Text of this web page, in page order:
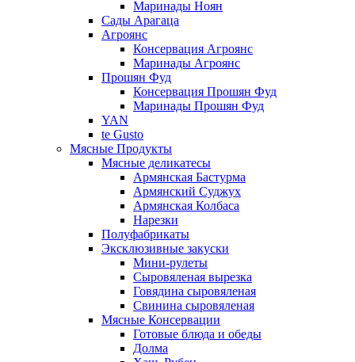
Маринады Ноян
Сады Арагаца
Агроянс
Консервация Агроянс
Маринады Агроянс
Прошян Фуд
Консервация Прошян Фуд
Маринады Прошян Фуд
YAN
te Gusto
Мясные Продукты
Мясные деликатесы
Армянская Бастурма
Армянский Суджух
Армянская Колбаса
Нарезки
Полуфабрикаты
Эксклюзивные закуски
Мини-рулеты
Сыровяленая вырезка
Говядина сыровяленая
Свинина сыровяленая
Мясные Консервации
Готовые блюда и обеды
Долма